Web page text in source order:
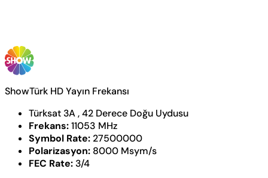
ShowTürk HD Yayın Frekansı
Türksat 3A , 42 Derece Doğu Uydusu
Frekans:11053 MHz
Symbol Rate: 27500000
Polarizasyon: 8000 Msym/s
FEC Rate: 3/4